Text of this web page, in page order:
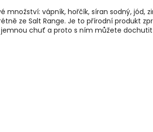
vápník, hořčík, síran sodný, jód,
ze Salt Range. Je to přírodní produkt
chuť a proto s ním můžete